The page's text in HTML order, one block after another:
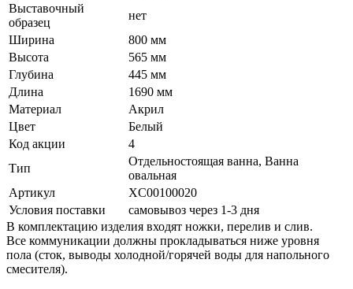
Выставочный
образец
нет
Ширина
800 мм
Высота
565 мм
Глубина
445 мм
Длина
1690 мм
Материал
Акрил
Цвет
Белый
Код акции
4
Тип
Отдельностоящая ванна, Ванна
овальная
Артикул
XC00100020
Условия поставки
самовывоз через 1-3 дня
В комплектацию изделия входят ножки, перелив и слив.
Все коммуникации должны прокладываться ниже уровня
пола (сток, выводы холодной/горячей воды для напольного
смесителя).